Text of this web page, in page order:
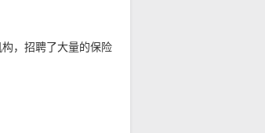
，招聘了大量的保险